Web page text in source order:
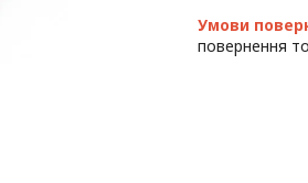
повернення